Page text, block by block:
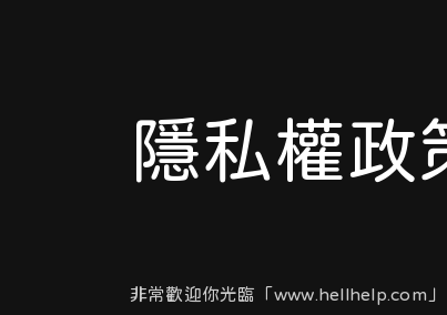
隱私權政
非常歡迎你光臨「www.hellhelp.com